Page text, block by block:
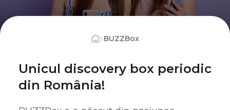
›BUZZBox
Unicul discovery box periodic
din România!